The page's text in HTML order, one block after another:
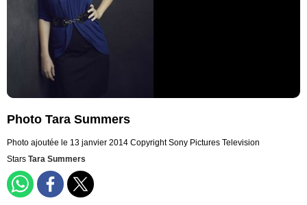
Photo Tara Summers
Photo ajoutée le 13 janvier 2014 Copyright Sony Pictures Television
Stars Tara Summers